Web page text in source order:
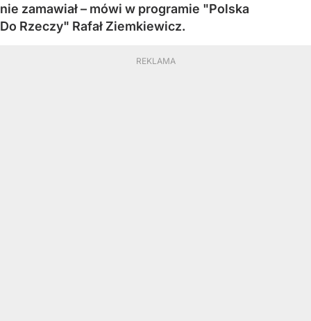
nie zamawiał – mówi w programie "Polska
Do Rzeczy" Rafał Ziemkiewicz.